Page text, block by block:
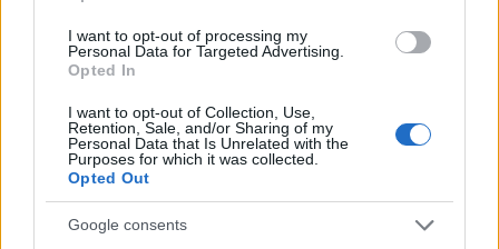
I want to opt-out of processing my
Personal Data for Targeted Advertising.
Opted In
I want to opt-out of Collection, Use,
Retention, Sale, and/or Sharing of my
Personal Data that Is Unrelated with the
Purposes for which it was collected.
Opted Out
Google consents